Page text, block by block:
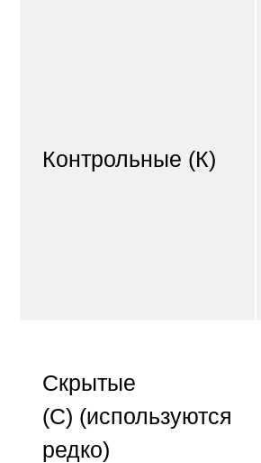
Контрольные (К)
Скрытые
(С) (используются
редко)